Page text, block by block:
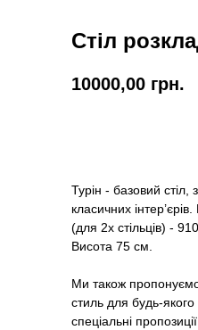
Стіл
10000,00 грн.
Турін - базовий
класичних
(для 2х стільців) -
Висота 75 см.
Ми також пропонуємо
стиль для будь-
спеціальні